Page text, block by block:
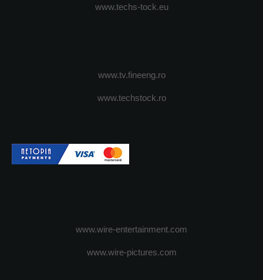
www.techs-tock.eu
www.tv.fineeng.ro
www.techstock.ro
www.wire-entertainment.com
www.wire-pictures.com